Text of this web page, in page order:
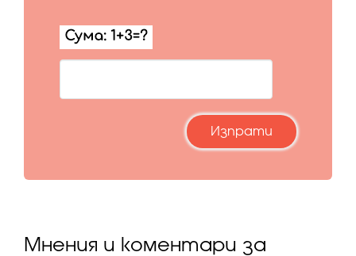
Мнения и коментари за